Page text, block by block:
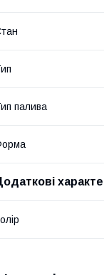
палива